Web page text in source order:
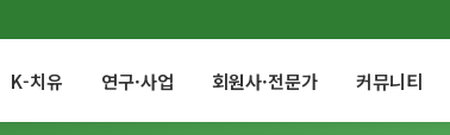
K-치유 연구·사업 회원사·전문가 커뮤니티